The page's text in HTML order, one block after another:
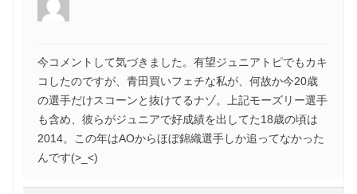
今コメントして気づきました。有望ジュニアトピでもカキ
コしたのですが、青田買いフェチな私が、何故か今20歳
の選手だけスコーンと抜けてるナゾ。上記モーズリー選手
も含め、彼らがジュニアで好成績を出してた18歳の頃は
2014。この年はAOからほぼ錦織選手しか追ってなかった
んです(>_<)